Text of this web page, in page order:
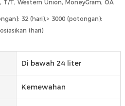
T/T, Western Union, MoneyGram, OA
32 (hari),> 3000 (potongan):
(hari)
Di bawah 24 liter
Kemewahan